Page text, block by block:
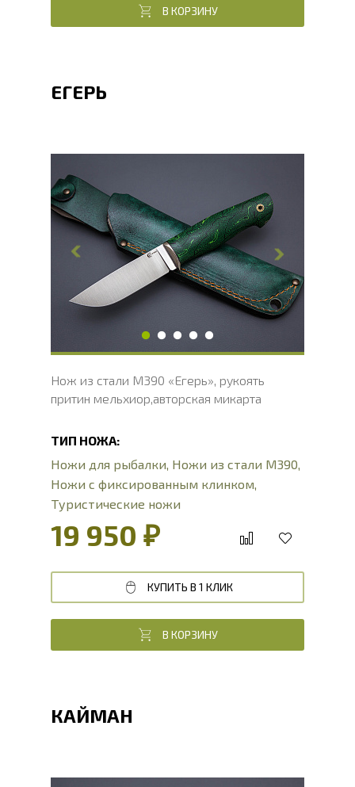
В КОРЗИНУ
ЕГЕРЬ
Общая длина, мм
240
Длина клинка, мм
Ширина клинка, мм
Толщина обуха, мм
Ширина рукояти, мм
29
Длина рукояти, мм
126
Толщина рукояти, мм
24
Твердость клинка, HRC
62 - 64 HRC
Нож из стали М390 «Егерь», рукоять
притин мельхиор,авторская микарта
ТИП НОЖА:
Ножи для рыбалки, Ножи из стали М390,
Ножи с фиксированным клинком,
Туристические ножи
19 950 ₽
КУПИТЬ В 1 КЛИК
В КОРЗИНУ
КАЙМАН